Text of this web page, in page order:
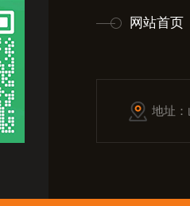
网站首页
地址